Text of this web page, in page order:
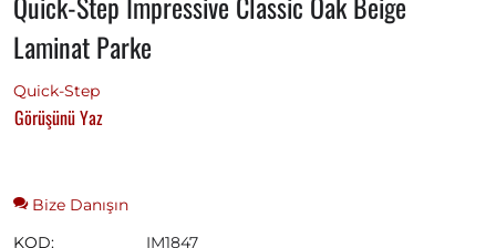
Laminat Parke
Quick-Step
Görüşünü Yaz
Bize Danışın
KOD:
IM1847